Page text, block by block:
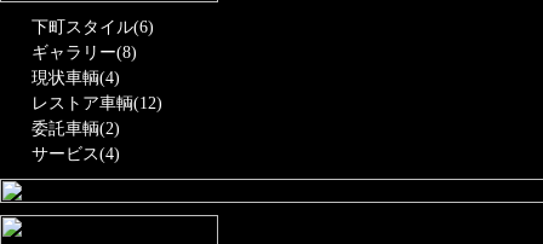
下町スタイル(6)
ギャラリー(8)
現状車輌(4)
レストア車輌(12)
委託車輌(2)
サービス(4)